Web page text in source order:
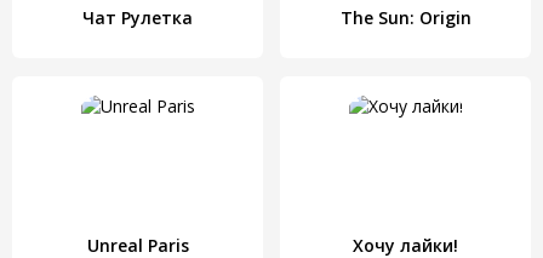
Чат Рулетка The Sun: Origin
Unreal Paris Хочу лайки!